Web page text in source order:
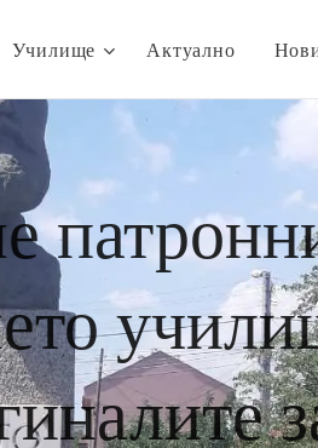
Училище Актуално